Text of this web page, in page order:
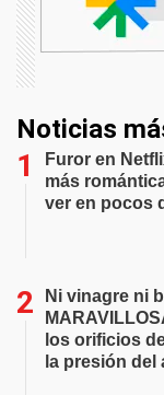
Noticias
Furor en
más
ver en pocos
Ni vinagre ni
los orificios
la presión del